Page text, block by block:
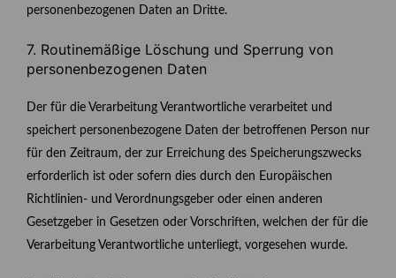
personenbezogenen Daten an Dritte.
7. Routinemäßige Löschung und Sperrung von
personenbezogenen Daten
Der für die Verarbeitung Verantwortliche verarbeitet und
speichert personenbezogene Daten der betroffenen Person nur
für den Zeitraum, der zur Erreichung des Speicherungszwecks
erforderlich ist oder sofern dies durch den Europäischen
Richtlinien- und Verordnungsgeber oder einen anderen
Gesetzgeber in Gesetzen oder Vorschriften, welchen der für die
Verarbeitung Verantwortliche unterliegt, vorgesehen wurde.